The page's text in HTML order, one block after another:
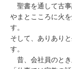
聖書を通して古事
やまとこころに火
す。
そして、ありあり
す。
昔、会社員のとき